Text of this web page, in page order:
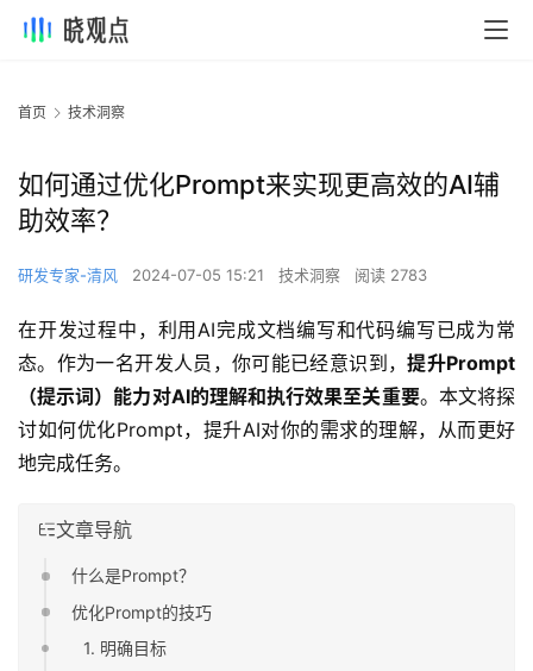
首页 技术洞察
如何通过优化Prompt来实现更高效的AI辅
助效率？
研发专家-清风 2024-07-05 15:21 技术洞察 阅读 2783
在开发过程中，利用AI完成文档编写和代码编写已成为常
态。作为一名开发人员，你可能已经意识到，提升Prompt
（提示词）能力对AI的理解和执行效果至关重要。本文将探
讨如何优化Prompt，提升AI对你的需求的理解，从而更好
地完成任务。
文章导航
什么是Prompt？
优化Prompt的技巧
1. 明确目标